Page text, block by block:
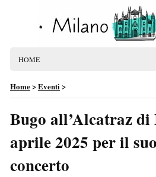
HOME
Home>Eventi>
Bugo all’Alcatraz
aprile 2025 per il
concerto